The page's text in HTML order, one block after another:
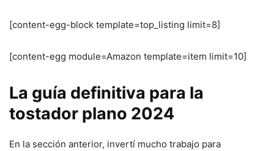
[content-egg-block template=top_listing limit=8]
[content-egg module=Amazon template=item limit=10]
La guía definitiva para la
tostador plano 2024
En la sección anterior, invertí mucho trabajo para